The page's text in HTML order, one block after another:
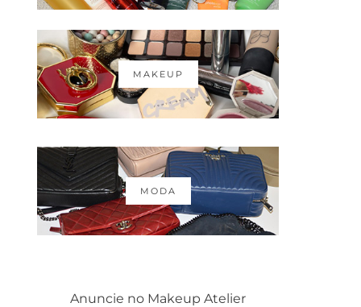
MAKEUP
MODA
Anuncie no Makeup Atelier